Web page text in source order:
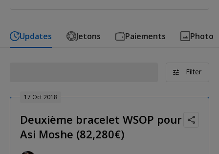
Updates Jetons Paiements Photo
Filter
17 Oct 2018
Deuxième bracelet WSOP pour
Asi Moshe (82,280€)